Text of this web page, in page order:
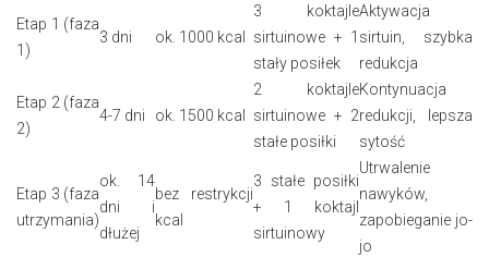
Etap 1 (faza
1)
3 dni ok. 1000 kcal
3 koktajle
sirtuinowe + 1
stały posiłek
Aktywacja
sirtuin, szybka
redukcja
Etap 2 (faza
2)
4-7 dni ok. 1500 kcal
2 koktajle
sirtuinowe + 2
stałe posiłki
Kontynuacja
redukcji, lepsza
sytość
Etap 3 (faza
utrzymania)
ok. 14
dni i
dłużej
bez restrykcji
kcal
3 stałe posiłki
+ 1 koktajl
sirtuinowy
Utrwalenie
nawyków,
zapobieganie jo-
jo